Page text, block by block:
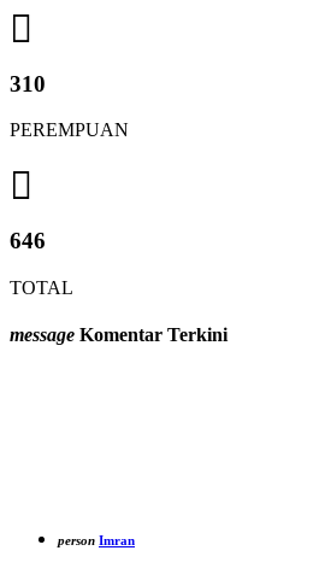
310
PEREMPUAN
646
TOTAL
message Komentar Terkini